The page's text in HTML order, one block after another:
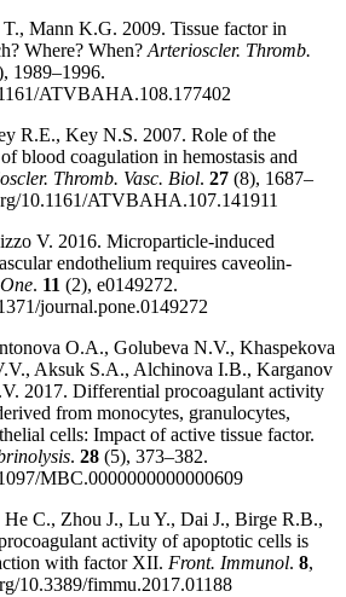
Mann K.G. 2009. Tissue factor in
Where? When? Arterioscler. Thromb.
1989–1996.
ATVBAHA.108.177402
R.E., Key N.S. 2007. Role of the
blood coagulation in hemostasis and
Thromb. Vasc. Biol. 27 (8), 1687–
10.1161/ATVBAHA.107.141911
V. 2016. Microparticle-induced
endothelium requires caveolin-
. 11 (2), e0149272.
journal.pone.0149272
O.A., Golubeva N.V., Khaspekova
Aksuk S.A., Alchinova I.B., Karganov
2017. Differential procoagulant activity
from monocytes, granulocytes,
cells: Impact of active tissue factor.
. 28 (5), 373–382.
MBC.0000000000000609
He C., Zhou J., Lu Y., Dai J., Birge R.B.,
activity of apoptotic cells is
with factor XII. Front. Immunol. 8,
10.3389/fimmu.2017.01188